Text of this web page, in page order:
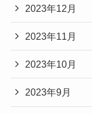
2023年12月
2023年11月
2023年10月
2023年9月